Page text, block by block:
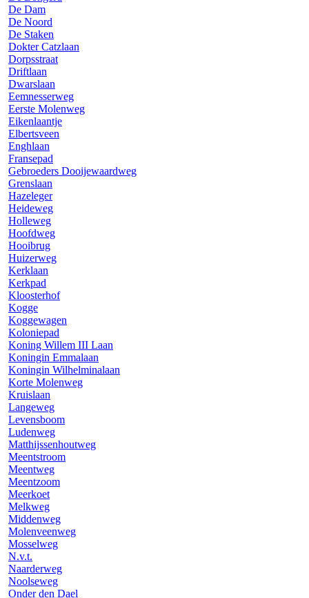
De Dam
De Noord
De Staken
Dokter Catzlaan
Dorpsstraat
Driftlaan
Dwarslaan
Eemnesserweg
Eerste Molenweg
Eikenlaantje
Elbertsveen
Enghlaan
Fransepad
Gebroeders Dooijewaardweg
Grenslaan
Hazeleger
Heideweg
Holleweg
Hoofdweg
Hooibrug
Huizerweg
Kerklaan
Kerkpad
Kloosterhof
Kogge
Koggewagen
Koloniepad
Koning Willem III Laan
Koningin Emmalaan
Koningin Wilhelminalaan
Korte Molenweg
Kruislaan
Langeweg
Levensboom
Ludenweg
Matthijssenhoutweg
Meentstroom
Meentweg
Meentzoom
Meerkoet
Melkweg
Middenweg
Molenveenweg
Mosselweg
N.v.t.
Naarderweg
Noolseweg
Onder den Dael